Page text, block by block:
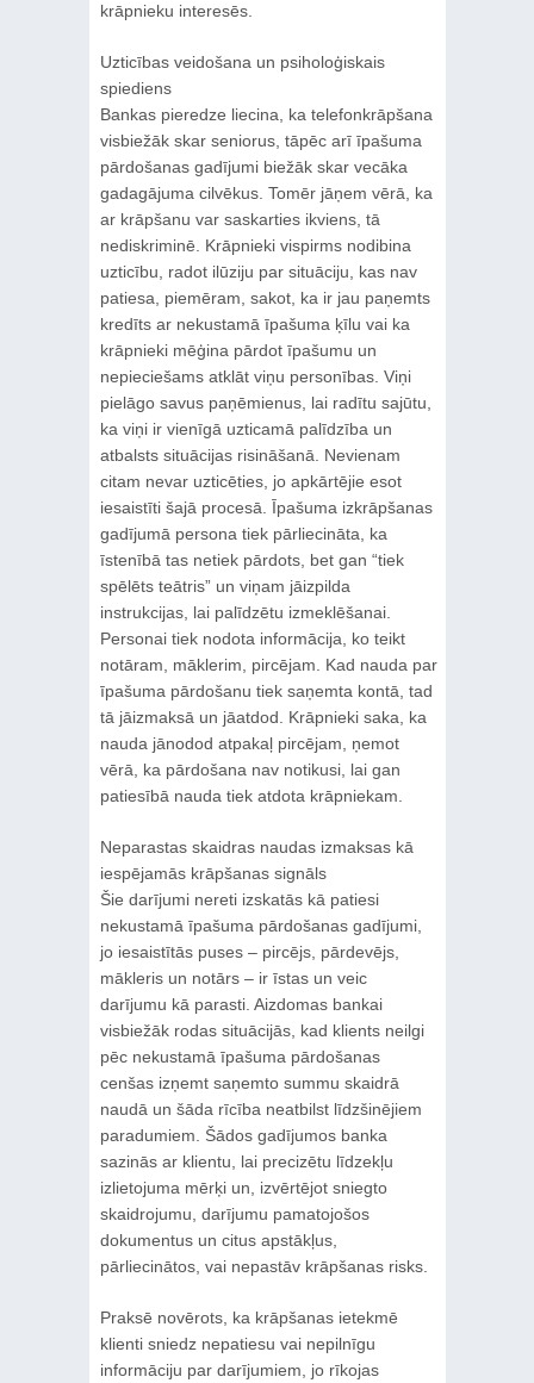
krāpnieku interesēs.
Uzticības veidošana un psiholoģiskais
spiediens
Bankas pieredze liecina, ka telefonkrāpšana
visbiežāk skar seniorus, tāpēc arī īpašuma
pārdošanas gadījumi biežāk skar vecāka
gadagājuma cilvēkus. Tomēr jāņem vērā, ka
ar krāpšanu var saskarties ikviens, tā
nediskriminē. Krāpnieki vispirms nodibina
uzticību, radot ilūziju par situāciju, kas nav
patiesa, piemēram, sakot, ka ir jau paņemts
kredīts ar nekustamā īpašuma ķīlu vai ka
krāpnieki mēģina pārdot īpašumu un
nepieciešams atklāt viņu personības. Viņi
pielāgo savus paņēmienus, lai radītu sajūtu,
ka viņi ir vienīgā uzticamā palīdzība un
atbalsts situācijas risināšanā. Nevienam
citam nevar uzticēties, jo apkārtējie esot
iesaistīti šajā procesā. Īpašuma izkrāpšanas
gadījumā persona tiek pārliecināta, ka
īstenībā tas netiek pārdots, bet gan “tiek
spēlēts teātris” un viņam jāizpilda
instrukcijas, lai palīdzētu izmeklēšanai.
Personai tiek nodota informācija, ko teikt
notāram, māklerim, pircējam. Kad nauda par
īpašuma pārdošanu tiek saņemta kontā, tad
tā jāizmaksā un jāatdod. Krāpnieki saka, ka
nauda jānodod atpakaļ pircējam, ņemot
vērā, ka pārdošana nav notikusi, lai gan
patiesībā nauda tiek atdota krāpniekam.
Neparastas skaidras naudas izmaksas kā
iespējamās krāpšanas signāls
Šie darījumi nereti izskatās kā patiesi
nekustamā īpašuma pārdošanas gadījumi,
jo iesaistītās puses – pircējs, pārdevējs,
mākleris un notārs – ir īstas un veic
darījumu kā parasti. Aizdomas bankai
visbiežāk rodas situācijās, kad klients neilgi
pēc nekustamā īpašuma pārdošanas
cenšas izņemt saņemto summu skaidrā
naudā un šāda rīcība neatbilst līdzšinējiem
paradumiem. Šādos gadījumos banka
sazinās ar klientu, lai precizētu līdzekļu
izlietojuma mērķi un, izvērtējot sniegto
skaidrojumu, darījumu pamatojošos
dokumentus un citus apstākļus,
pārliecinātos, vai nepastāv krāpšanas risks.
Praksē novērots, ka krāpšanas ietekmē
klienti sniedz nepatiesu vai nepilnīgu
informāciju par darījumiem, jo rīkojas